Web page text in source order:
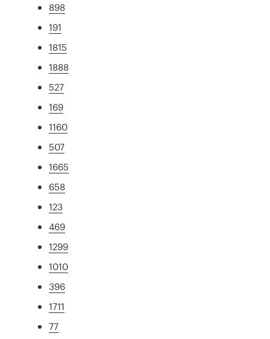
898
191
1815
1888
527
169
1160
507
1665
658
123
469
1299
1010
396
1711
77